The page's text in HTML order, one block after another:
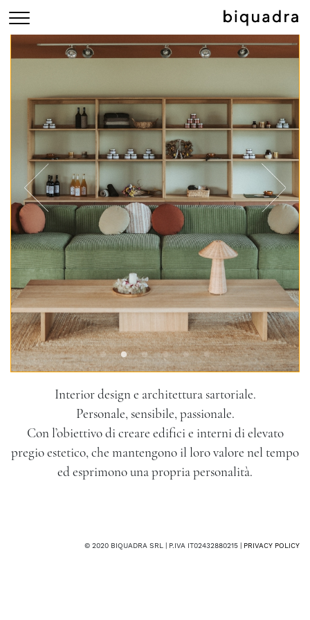
Interior design e architettura sartoriale.
Personale, sensibile, passionale.
Con l’obiettivo di creare edifici e interni di elevato
pregio estetico, che mantengono il loro valore nel tempo
ed esprimono una propria personalità.
© 2020 BIQUADRA SRL | P.IVA IT02432880215 | PRIVACY POLICY